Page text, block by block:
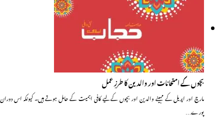
بچوں کے امتحانات اور والدین کا طرزِ عمل
مارچ اور اپریل کے مہینے والدین اور بچوں کے لیے کافی اہمیت کے حامل ہوتے ہیں۔ کیونکہ اس دوران
پورے…